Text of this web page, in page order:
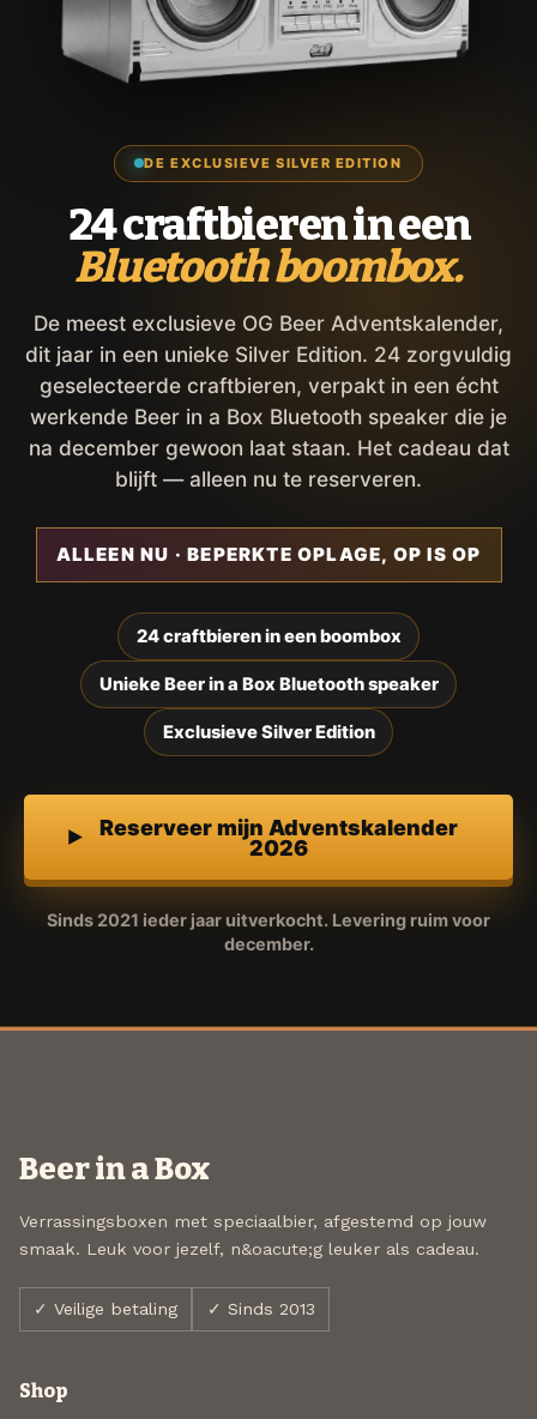
DE EXCLUSIEVE SILVER EDITION
24 craftbieren in een
Bluetooth boombox.
De meest exclusieve OG Beer Adventskalender,
dit jaar in een unieke Silver Edition. 24 zorgvuldig
geselecteerde craftbieren, verpakt in een écht
werkende Beer in a Box Bluetooth speaker die je
na december gewoon laat staan. Het cadeau dat
blijft — alleen nu te reserveren.
ALLEEN NU · BEPERKTE OPLAGE, OP IS OP
24 craftbieren in een boombox
Unieke Beer in a Box Bluetooth speaker
Exclusieve Silver Edition
Reserveer mijn Adventskalender
2026
Sinds 2021 ieder jaar uitverkocht. Levering ruim voor
december.
Beer in a Box
Verrassingsboxen met speciaalbier, afgestemd op jouw
smaak. Leuk voor jezelf, n&oacute;g leuker als cadeau.
✓ Veilige betaling ✓ Sinds 2013
Shop